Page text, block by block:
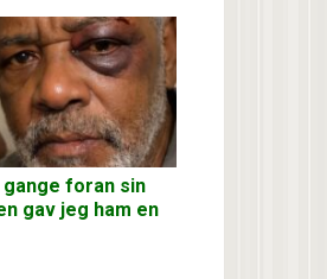
gange foran sin
gav jeg ham en